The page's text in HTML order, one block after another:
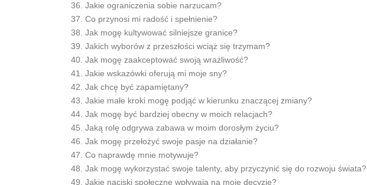
Jakie ograniczenia sobie narzucam?
Co przynosi mi radość i spełnienie?
Jak mogę kultywować silniejsze granice?
Jakich wyborów z przeszłości wciąż się trzymam?
Jak mogę zaakceptować swoją wrażliwość?
Jakie wskazówki oferują mi moje sny?
Jak chcę być zapamiętany?
Jakie małe kroki mogę podjąć w kierunku znaczącej zmiany?
Jak mogę być bardziej obecny w moich relacjach?
Jaką rolę odgrywa zabawa w moim dorosłym życiu?
Jak mogę przełożyć swoje pasje na działanie?
Co naprawdę mnie motywuje?
Jak mogę wykorzystać swoje talenty, aby przyczynić się do rozwoju świata?
Jakie naciski społeczne wpływają na moje decyzje?